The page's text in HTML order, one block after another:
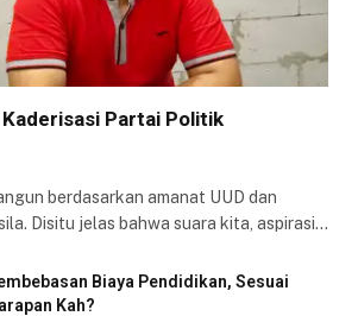
Partai Politik
berdasarkan amanat UUD dan
Disitu jelas bahwa suara kita, aspirasi…
Biaya Pendidikan, Sesuai
Kah?